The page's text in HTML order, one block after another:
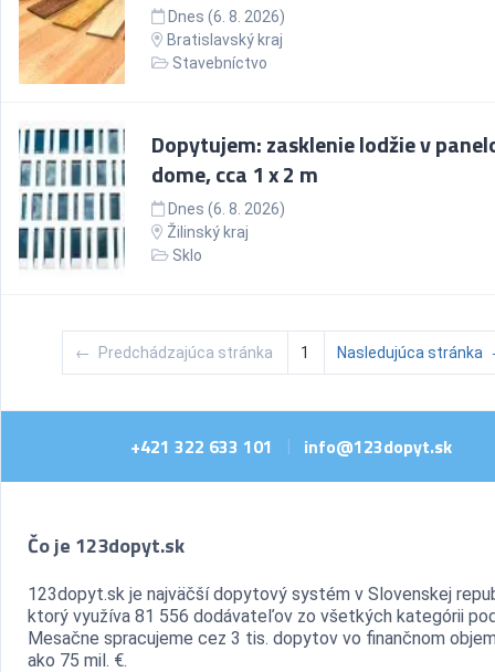
Dnes (6. 8. 2026)
Bratislavský kraj
Stavebníctvo
Dopytujem: zasklenie lodžie v
dome, cca 1 x 2 m
Dnes (6. 8. 2026)
Žilinský kraj
Sklo
← Predchádzajúca stránka 1 Nasledujúca stránka
+421 322 633 101 | info@123dopyt.sk
Čo je 123dopyt.sk
123dopyt.sk je najväčší dopytový systém v Slovenskej
ktorý využíva 81 556 dodávateľov zo všetkých kategórii
Mesačne spracujeme cez 3 tis. dopytov vo finančnom
ako 75 mil. €.